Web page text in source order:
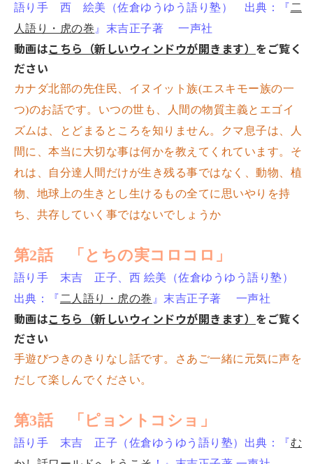
語り手 西 絵美（佐倉ゆうゆう語り塾） 出典：『 二
人語り・虎の巻 』末吉正子著 一声社
動画はこちら（新しいウィンドウが開きます） をご覧く
ださい
カナダ北部の先住民、イヌイット族(エスキモー族の一
つ)のお話です。いつの世も、人間の物質主義とエゴイ
ズムは、とどまるところを知りません。クマ息子は、人
間に、本当に大切な事は何かを教えてくれています。そ
れは、自分達人間だけが生き残る事ではなく、動物、植
物、地球上の生きとし生けるもの全てに思いやりを持
ち、共存していく事ではないでしょうか
第2話 「とちの実コロコロ」
語り手 末吉 正子、西 絵美（佐倉ゆうゆう語り塾）
出典：『 二人語り・虎の巻 』末吉正子著 一声社
動画はこちら（新しいウィンドウが開きます） をご覧く
ださい
手遊びつきのきりなし話です。さあご一緒に元気に声を
だして楽しんでください。
第3話 「ピョントコショ」
語り手 末吉 正子（佐倉ゆうゆう語り塾）出典：『む